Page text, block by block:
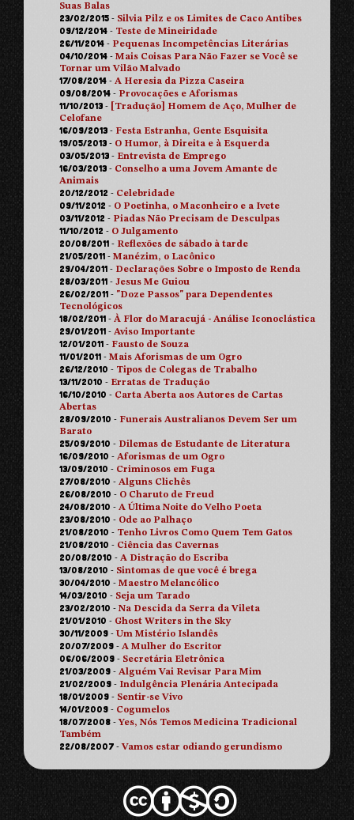
Suas Balas
23/02/2015 - Silvia Pilz e os Limites de Caco Antibes
09/12/2014 - Teste de Mineiridade
26/11/2014 - Pequenas Incompetências Literárias
04/10/2014 -Mais Coisas Para Não Fazer se Você se
Tornar um Vilão Malvado
17/08/2014 -A Heresia da Pizza Caseira
09/08/2014 - Provocações e Aforismas
11/10/2013 -
[Tradução] Homem de Aço, Mulher de
Celofane
16/09/2013 - Festa Estranha, Gente Esquisita
19/05/2013 - O Humor, à Direita e à Esquerda
03/05/2013 - Entrevista de Emprego
16/03/2013 - Conselho a uma Jovem Amante de
Animais
20/12/2012 - Celebridade
09/11/2012 - O Poetinha, o Maconheiro e a Ivete
03/11/2012 - Piadas Não Precisam de Desculpas
11/10/2012 - O Julgamento
20/08/2011 - Reflexões de sábado à tarde
21/05/2011 -Manézim, o Lacônico
29/04/2011 - Declarações Sobre o Imposto de Renda
28/03/2011 -Jesus Me Guiou
26/02/2011 - "Doze Passos" para Dependentes
Tecnológicos
18/02/2011 -À Flor do Maracujá - Análise Iconoclástica
29/01/2011 -Aviso Importante
12/01/2011 - Fausto de Souza
11/01/2011 -Mais Aforismas de um Ogro
26/12/2010 - Tipos de Colegas de Trabalho
13/11/2010 - Erratas de Tradução
16/10/2010 - Carta Aberta aos Autores de Cartas
Abertas
28/09/2010 - Funerais Australianos Devem Ser um
Barato
25/09/2010 - Dilemas de Estudante de Literatura
16/09/2010 -Aforismas de um Ogro
13/09/2010 - Criminosos em Fuga
27/08/2010 -Alguns Clichês
26/08/2010 - O Charuto de Freud
24/08/2010 -A Última Noite do Velho Poeta
23/08/2010 - Ode ao Palhaço
21/08/2010 - Tenho Livros Como Quem Tem Gatos
21/08/2010 - Ciência das Cavernas
20/08/2010 -A Distração do Escriba
13/08/2010 - Sintomas de que você é brega
30/04/2010 -Maestro Melancólico
14/03/2010 - Seja um Tarado
23/02/2010 -Na Descida da Serra da Vileta
21/01/2010 - Ghost Writers in the Sky
30/11/2009 -Um Mistério Islandês
20/07/2009 -A Mulher do Escritor
06/06/2009 - Secretária Eletrônica
21/03/2009 -Alguém Vai Revisar Para Mim
21/02/2009 - Indulgência Plenária Antecipada
18/01/2009 - Sentir-se Vivo
14/01/2009 - Cogumelos
18/07/2008 -Yes, Nós Temos Medicina Tradicional
Também
22/08/2007 -Vamos estar odiando gerundismo